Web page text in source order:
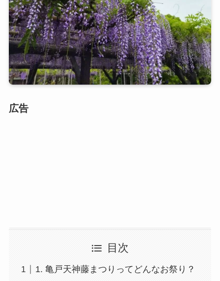
広告
目次
1. 亀戸天神藤まつりってどんなお祭り？